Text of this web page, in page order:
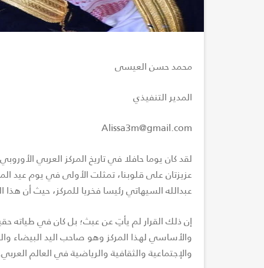
محمد حسن العيسى
المدير التنفيذي
Alissa3m@gmail.com
لقد كان يوما حافلا في تاريخ المركز العربي
عزيزتان على قلوبنا، تمثلت الأولى في يوم عيد
عبدالله السيهاتي رئيسا فخريا للمركز، حيث أن
إن ذلك القرار لم يأتِ عن عبث؛ بل كان في طياته
والأساسي لهذا المركز وهو صاحب اليد البيضاء
والإجتماعية والثقافية والرياضية في العالم